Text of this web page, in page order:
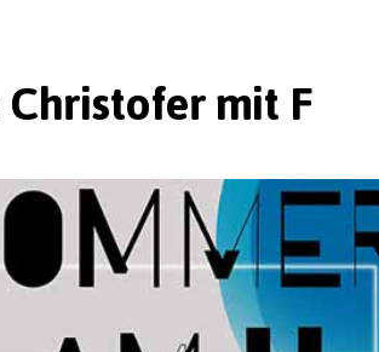
Christofer mit F